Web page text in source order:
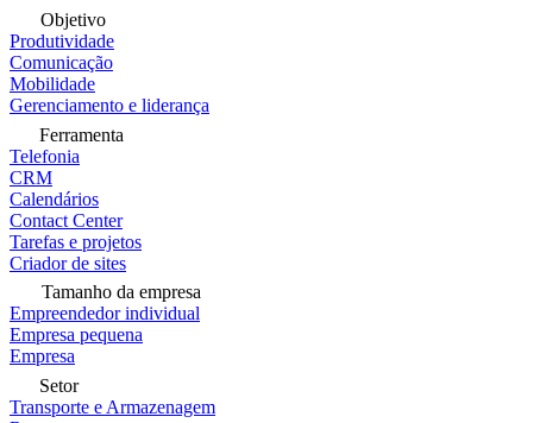
Objetivo
Produtividade
Comunicação
Mobilidade
Gerenciamento e liderança
Ferramenta
Telefonia
CRM
Calendários
Contact Center
Tarefas e projetos
Criador de sites
Tamanho da empresa
Empreendedor individual
Empresa pequena
Empresa
Setor
Transporte e Armazenagem